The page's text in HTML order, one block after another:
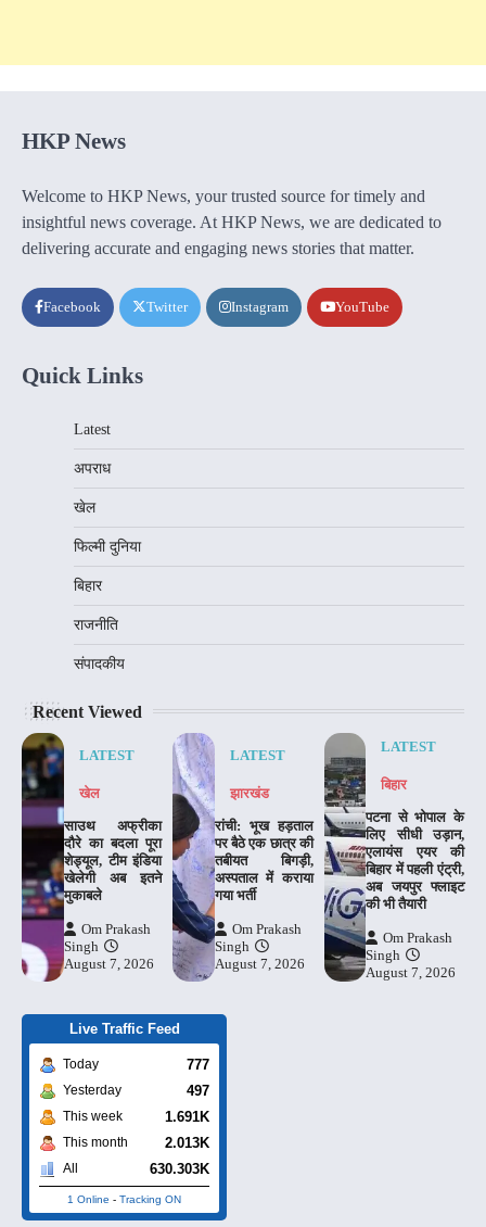
HKP News
Welcome to HKP News, your trusted source for timely and
insightful news coverage. At HKP News, we are dedicated to
delivering accurate and engaging news stories that matter.
Facebook Twitter Instagram YouTube
Quick Links
Latest
अपराध
खेल
फिल्मी दुनिया
बिहार
राजनीति
संपादकीय
Recent Viewed
LATEST
खेल
साउथ अफ्रीका
दौरे का बदला पूरा
शेड्यूल, टीम इंडिया
खेलेगी अब इतने
मुकाबले
Om Prakash
Singh
August 7, 2026
LATEST
झारखंड
रांची: भूख हड़ताल
पर बैठे एक छात्र की
तबीयत बिगड़ी,
अस्पताल में कराया
गया भर्ती
Om Prakash
Singh
August 7, 2026
LATEST
बिहार
पटना से भोपाल के
लिए सीधी उड़ान,
एलायंस एयर की
बिहार में पहली एंट्री,
अब जयपुर फ्लाइट
की भी तैयारी
Om Prakash
Singh
August 7, 2026
Live Traffic Feed
Today 777
Yesterday 497
This week 1.691K
This month 2.013K
All 630.303K
1 Online - Tracking ON